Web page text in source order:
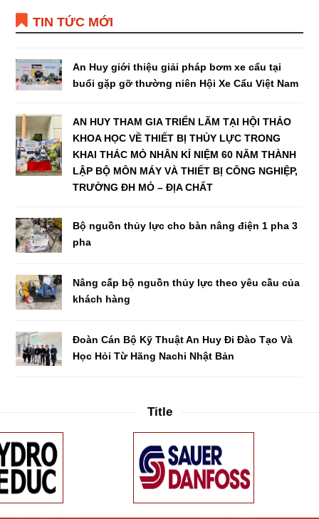
TIN TỨC MỚI
An Huy giới thiệu giải pháp bơm xe cẩu tại
buổi gặp gỡ thường niên Hội Xe Cẩu Việt Nam
AN HUY THAM GIA TRIỂN LÃM TẠI HỘI THẢO
KHOA HỌC VỀ THIẾT BỊ THỦY LỰC TRONG
KHAI THÁC MỎ NHÂN KỈ NIỆM 60 NĂM THÀNH
LẬP BỘ MÔN MÁY VÀ THIẾT BỊ CÔNG NGHIỆP,
TRƯỜNG ĐH MỎ – ĐỊA CHẤT
Bộ nguồn thủy lực cho bàn nâng điện 1 pha 3
pha
Nâng cấp bộ nguồn thủy lực theo yêu cầu của
khách hàng
Đoàn Cán Bộ Kỹ Thuật An Huy Đi Đào Tạo Và
Học Hỏi Từ Hãng Nachi Nhật Bản
Title